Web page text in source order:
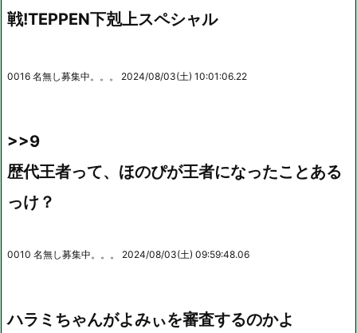
戦!TEPPEN下剋上スペシャル
0016 名無し募集中。。。 2024/08/03(土) 10:01:06.22
>>9
歴代王者って、ほのぴが王者になったことある
っけ？
0010 名無し募集中。。。 2024/08/03(土) 09:59:48.06
ハラミちゃんがよみぃを審査するのかよ